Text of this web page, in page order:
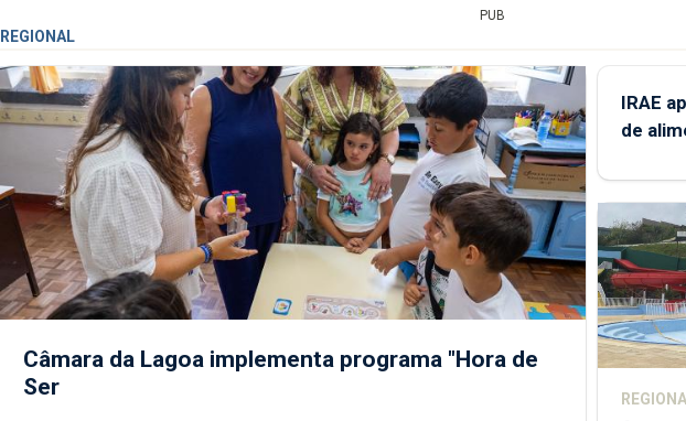
PUB
REGIONAL
Câmara da Lagoa implementa programa "Hora de
Ser
IRAE
de